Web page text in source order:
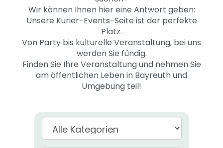
Wir können Ihnen hier eine Antwort geben:
Unsere Kurier-Events-Seite ist der perfekte
Platz.
Von Party bis kulturelle Veranstaltung, bei uns
werden Sie fündig.
Finden Sie Ihre Veranstaltung und nehmen Sie
am öffentlichen Leben in Bayreuth und
Umgebung teil!